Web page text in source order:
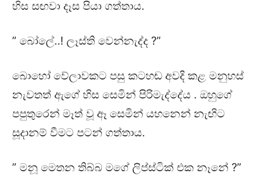
හිස සඟවා දෑස පියා ගත්තාය.
” බෝලේ..! ලෑස්ති වෙන්නැද්ද ?”
බොහෝ වේලාවකට පසු කටහඬ අවදි කළ මනුහස්
නැවතත් ඇගේ හිස සෙමින් පිරිමැද්දේය . ඔහුගේ
පපුතුරෙන් මෑත් වූ ඈ සෙමින් යහනෙන් නැඟිට
සූදානම් වීමට පටන් ගත්තාය.
” මනූ මෙතන තිබ්බ මගේ ලිප්ස්ටික් එක නෑනේ ?”